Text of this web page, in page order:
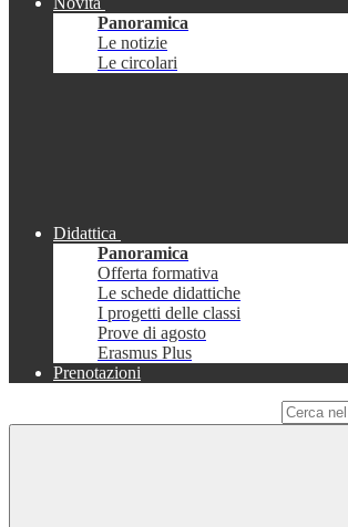
Panoramica
Le notizie
Le circolari
Didattica
Panoramica
Offerta formativa
Le schede didattiche
I progetti delle classi
Prove di agosto
Erasmus Plus
Prenotazioni